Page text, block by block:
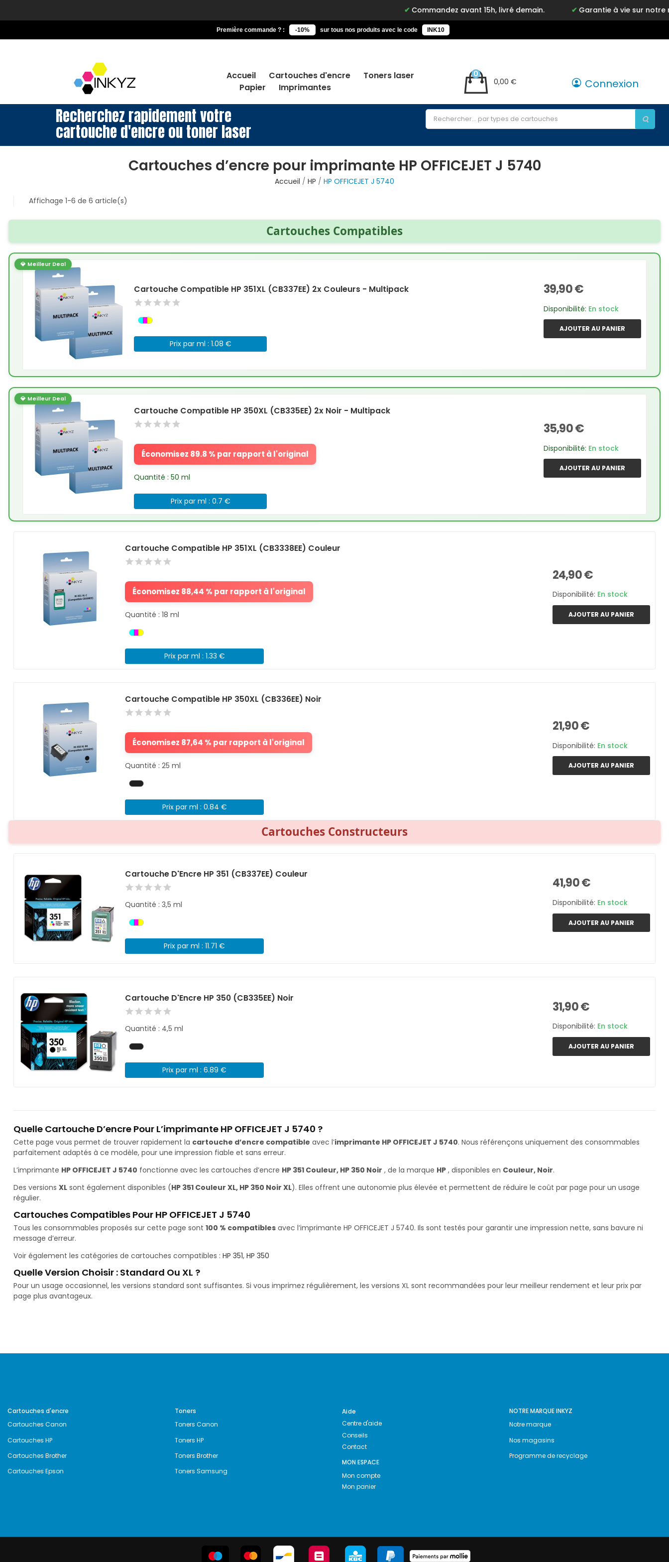
Commandez avant 15h, livré demain. Garantie à vie sur notre marque
Première commande ? : -10% sur tous nos produits avec le code INK10
Accueil Cartouches d'encre
Toners laser
Papier
Imprimantes
0,00 €
0
Connexion
Recherchez rapidement votre
cartouche d'encre ou toner laser
Cartouches d’encre pour imprimante HP OFFICEJET J 5740
Accueil HP
HP OFFICEJET J 5740
Affichage 1-6 de 6 article(s)
Cartouches Compatibles
💎 Meilleur Deal
Cartouche Compatible HP 351XL (CB337EE) 2x Couleurs - Multipack
Prix par ml : 1.08 €
39,90 €
Disponibilité: En stock
AJOUTER AU PANIER
💎 Meilleur Deal
Cartouche Compatible HP 350XL (CB335EE) 2x Noir - Multipack
Économisez 89.8 % par rapport à l'original
Quantité : 50 ml
Prix par ml : 0.7 €
35,90 €
Disponibilité: En stock
AJOUTER AU PANIER
Cartouche Compatible HP 351XL (CB3338EE) Couleur
Économisez 88,44 % par rapport à l'original
Quantité : 18 ml
Prix par ml : 1.33 €
24,90 €
Disponibilité: En stock
AJOUTER AU PANIER
Cartouche Compatible HP 350XL (CB336EE) Noir
Économisez 87,64 % par rapport à l'original
Quantité : 25 ml
Prix par ml : 0.84 €
21,90 €
Disponibilité: En stock
AJOUTER AU PANIER
Cartouches Constructeurs
Cartouche D'Encre HP 351 (CB337EE) Couleur
Quantité : 3,5 ml
Prix par ml : 11.71 €
41,90 €
Disponibilité: En stock
AJOUTER AU PANIER
Cartouche D'Encre HP 350 (CB335EE) Noir
Quantité : 4,5 ml
Prix par ml : 6.89 €
31,90 €
Disponibilité: En stock
AJOUTER AU PANIER
Quelle Cartouche D’encre Pour L’imprimante HP OFFICEJET J 5740 ?
Cette page vous permet de trouver rapidement la cartouche d’encre compatible avec l’imprimante HP OFFICEJET J 5740. Nous référençons uniquement des consommables
parfaitement adaptés à ce modèle, pour une impression fiable et sans erreur.
L’imprimante HP OFFICEJET J 5740 fonctionne avec les cartouches d’encre HP 351 Couleur, HP 350 Noir , de la marque HP , disponibles en Couleur, Noir.
Des versions XL sont également disponibles (HP 351 Couleur XL, HP 350 Noir XL). Elles offrent une autonomie plus élevée et permettent de réduire le coût par page pour un usage
régulier.
Cartouches Compatibles Pour HP OFFICEJET J 5740
Tous les consommables proposés sur cette page sont 100 % compatibles avec l’imprimante HP OFFICEJET J 5740. Ils sont testés pour garantir une impression nette, sans bavure ni
message d’erreur.
Voir également les catégories de cartouches compatibles : HP 351, HP 350
Quelle Version Choisir : Standard Ou XL ?
Pour un usage occasionnel, les versions standard sont suffisantes. Si vous imprimez régulièrement, les versions XL sont recommandées pour leur meilleur rendement et leur prix par
page plus avantageux.
Cartouches d'encre
Cartouches Canon
Cartouches HP
Cartouches Brother
Cartouches Epson
Toners
Toners Canon
Toners HP
Toners Brother
Toners Samsung
Aide
Centre d'aide
Conseils
Contact
MON ESPACE
Mon compte
Mon panier
NOTRE MARQUE INKYZ
Notre marque
Nos magasins
Programme de recyclage